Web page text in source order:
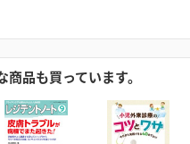
品も買っています。